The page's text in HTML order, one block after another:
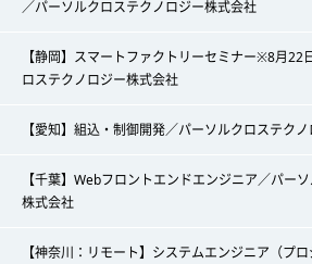
／パーソルクロステクノロジー株式会社
【静岡】スマートファクトリーセミナー※8月22
ロステクノロジー株式会社
【愛知】組込・制御開発／パーソルクロステク
【千葉】Webフロントエンドエンジニア／パー
株式会社
【神奈川：リモート】システムエンジニア（プ